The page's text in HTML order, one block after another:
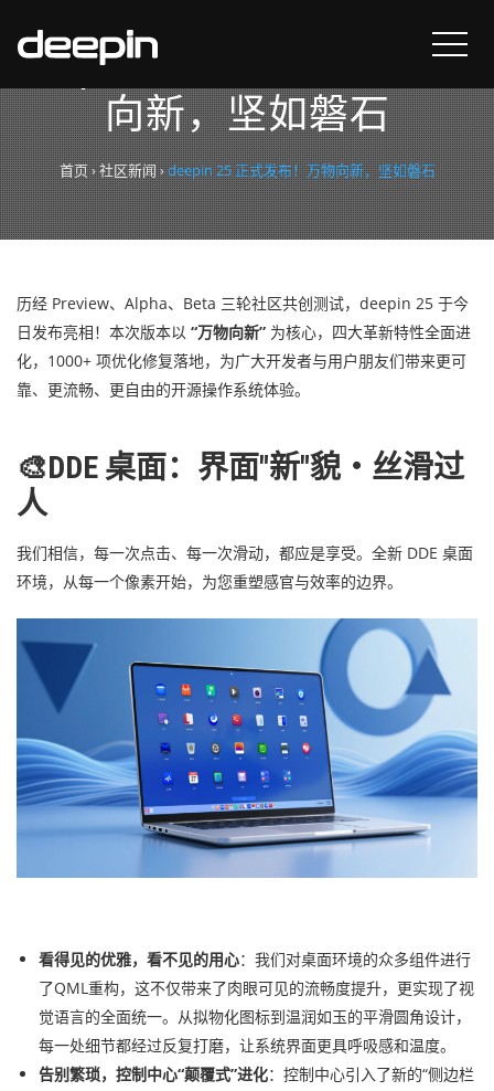
deepin 25 正式发布！万物
向新，坚如磐石
首页›社区新闻›deepin 25 正式发布！万物向新，坚如磐石
历经 Preview、Alpha、Beta 三轮社区共创测试，deepin 25 于今
日发布亮相！本次版本以 “万物向新” 为核心，四大革新特性全面进
化，1000+ 项优化修复落地，为广大开发者与用户朋友们带来更可
靠、更流畅、更自由的开源操作系统体验。
🎨DDE 桌面：界面"新"貌・丝滑过
人
我们相信，每一次点击、每一次滑动，都应是享受。全新 DDE 桌面
环境，从每一个像素开始，为您重塑感官与效率的边界。
看得见的优雅，看不见的用心：我们对桌面环境的众多组件进行
了QML重构，这不仅带来了肉眼可见的流畅度提升，更实现了视
觉语言的全面统一。从拟物化图标到温润如玉的平滑圆角设计，
每一处细节都经过反复打磨，让系统界面更具呼吸感和温度。
告别繁琐，控制中心“颠覆式”进化：控制中心引入了新的“侧边栏